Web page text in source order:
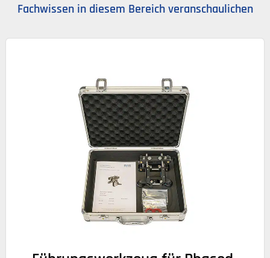
Fachwissen in diesem Bereich veranschaulichen